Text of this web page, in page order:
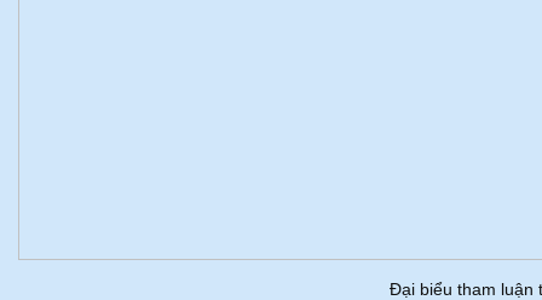
Đại biểu tham luận